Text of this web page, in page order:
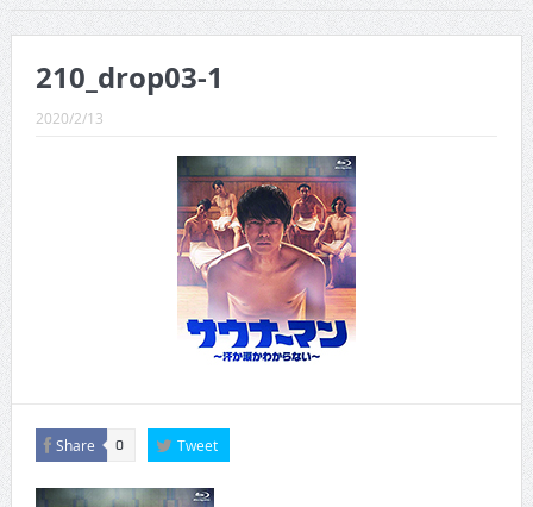
CINEMA×STYLE 291号
CINEMA×STYLE 287号
CINEMA×STYLE 286号
CINEMA×STYLE 285号
CINEMA×STYLE 294号
210_drop03-1
2020/2/13
Share 0 Tweet